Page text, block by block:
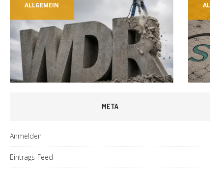
ALLGEMEIN
META
Anmelden
Eintrags-Feed